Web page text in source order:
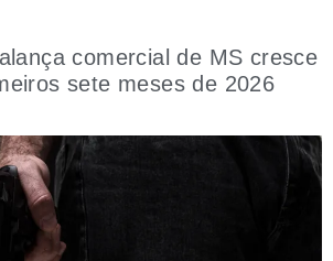
comercial de MS cresce
sete meses de 2026